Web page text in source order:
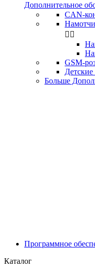
Дополнительное
CAN-
 
GSM-
Больше
Программное
Каталог